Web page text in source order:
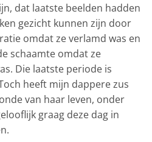
dat laatste beelden hadden
gezicht kunnen zijn door
omdat ze verlamd was en
schaamte omdat ze
Die laatste periode is
heeft mijn dappere zus
van haar leven, onder
graag deze dag in